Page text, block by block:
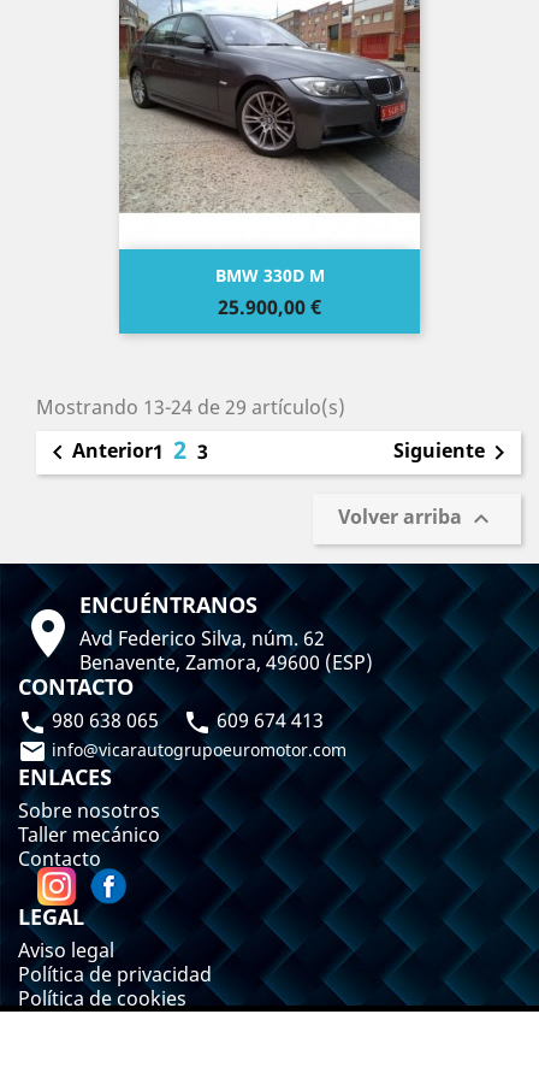
BMW 330D M
Precio
25.900,00 €
Mostrando 13-24 de 29 artículo(s)
 Anterior1 2 3 Siguiente 
Volver arriba 
 ENCUÉNTRANOS
Avd Federico Silva, núm. 62
Benavente, Zamora, 49600 (ESP)
CONTACTO
980 638 065  609 674 413
 info@vicarautogrupoeuromotor.com
ENLACES
Sobre nosotros
Taller mecánico
Contacto
LEGAL
Aviso legal
Política de privacidad
Política de cookies